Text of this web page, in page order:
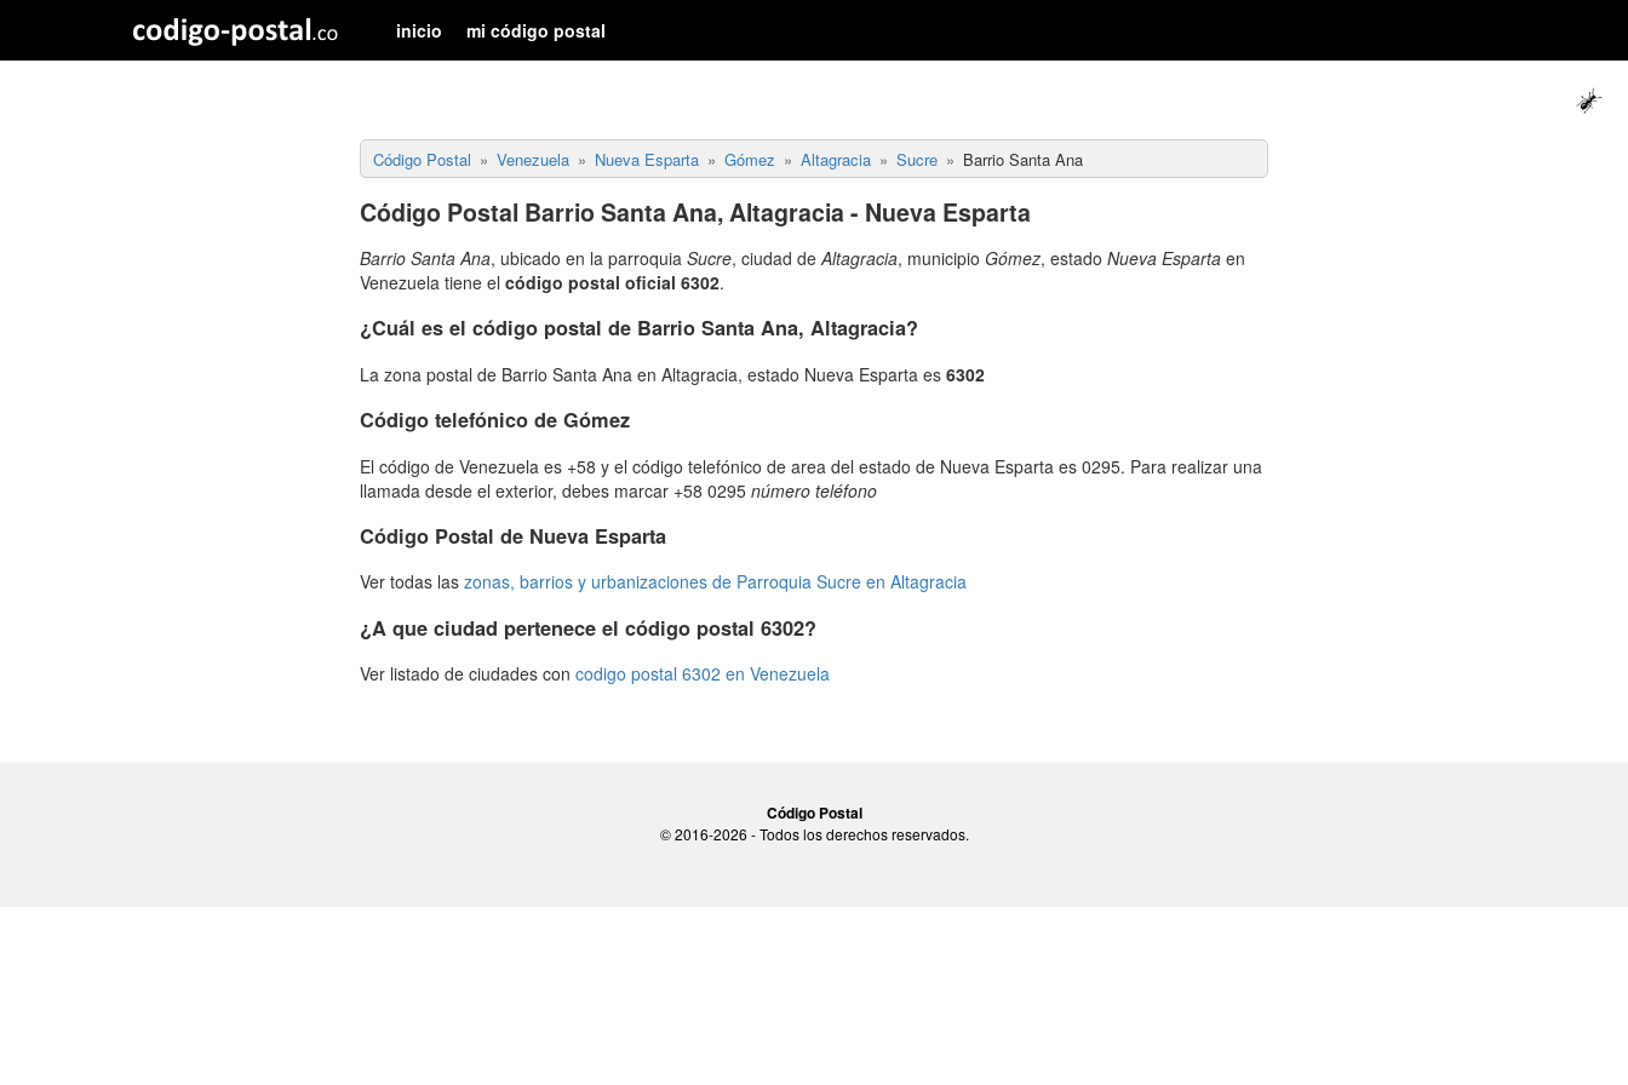
inicio mi código postal
Código Postal Venezuela Nueva Esparta Gómez Altagracia Sucre Barrio Santa Ana
Código Postal Barrio Santa Ana, Altagracia - Nueva Esparta
Barrio Santa Ana, ubicado en la parroquia Sucre, ciudad deAltagracia, municipio Gómez, estado Nueva Esparta en
Venezuela tiene el código postal oficial 6302.
¿Cuál es el código postal de Barrio Santa Ana, Altagracia?
La zona postal de Barrio Santa Ana en Altagracia, estado Nueva Esparta es 6302
Código telefónico de Gómez
El código de Venezuela es +58 y el código telefónico de area del estado de Nueva Esparta es 0295. Para realizar una
llamada desde el exterior, debes marcar +58 0295 número teléfono
Código Postal de Nueva Esparta
Ver todas las zonas, barrios y urbanizaciones de Parroquia Sucre en Altagracia
¿A que ciudad pertenece el código postal 6302?
Ver listado de ciudades con codigo postal 6302 en Venezuela
Código Postal
© 2016-2026 - Todos los derechos reservados.